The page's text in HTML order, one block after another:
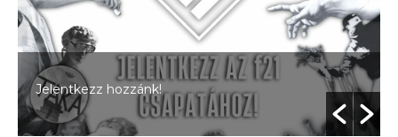
Jelentkezz hozzánk!